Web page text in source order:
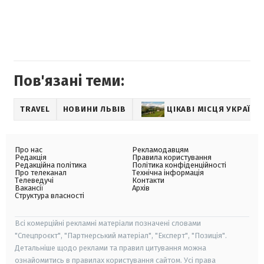
Пов'язані теми:
TRAVEL НОВИНИ ЛЬВІВ ЦІКАВІ МІСЦЯ УКРАЇНИ
Про нас
Редакція
Редакційна політика
Про телеканал
Телеведучі
Вакансії
Структура власності
Рекламодавцям
Правила користування
Політика конфіденційності
Технічна інформація
Контакти
Архів
Всі комерційні рекламні матеріали позначені словами
"Спецпроєкт", "Партнерський матеріал", "Експерт", "Позиція".
Детальніше щодо реклами та правил цитування можна
ознайомитись в правилах користування сайтом. Усі права